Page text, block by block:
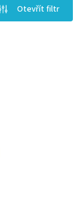
Otevřít filtr